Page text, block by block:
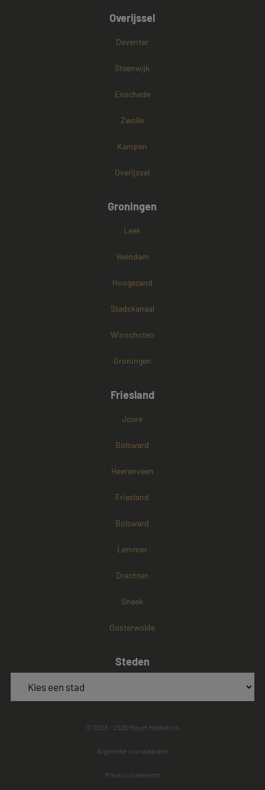
Overijssel
Deventer
Steenwijk
Enschede
Zwolle
Kampen
Overijssel
Groningen
Leek
Veendam
Hoogezand
Stadskanaal
Winschoten
Groningen
Friesland
Joure
Bolsward
Heerenveen
Friesland
Bolsward
Lemmer
Drachten
Sneek
Oosterwolde
Steden
© 2023 - 2026 Mayet Mediators
Algemene voorwaarden
Privacy statement